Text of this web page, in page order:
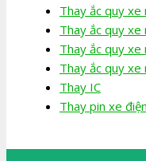
Thay ắc quy xe
Thay ắc quy xe
Thay ắc quy xe
Thay ắc quy
Thay IC
Thay pin xe điện